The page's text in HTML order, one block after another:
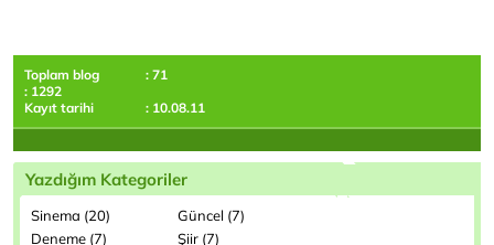
Toplam blog
: 71
: 1292
Kayıt tarihi
: 10.08.11
Yazdığım Kategoriler
Sinema (20)
Güncel (7)
Deneme (7)
Şiir (7)